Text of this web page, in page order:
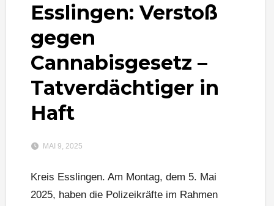
Esslingen: Verstoß
gegen
Cannabisgesetz –
Tatverdächtiger in
Haft
MAI 9, 2025
Kreis Esslingen. Am Montag, dem 5. Mai
2025, haben die Polizeikräfte im Rahmen